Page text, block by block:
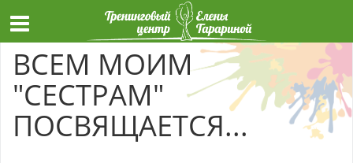
ВСЕМ МОИМ
"СЕСТРАМ"
ПОСВЯЩАЕТСЯ...